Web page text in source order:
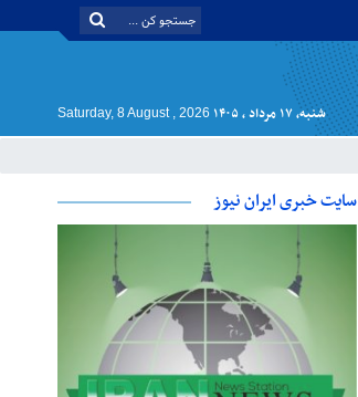
شنبه, ۱۷ مرداد , ۱۴۰۵ Saturday, 8 August , 2026
سایت خبری ایران نیوز